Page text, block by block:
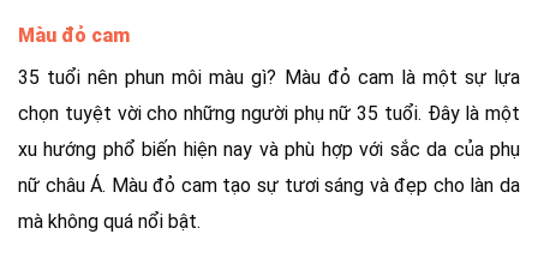
Màu đỏ cam
35 tuổi nên phun môi màu gì? Màu đỏ cam là một sự lựa
chọn tuyệt vời cho những người phụ nữ 35 tuổi. Đây là một
xu hướng phổ biến hiện nay và phù hợp với sắc da của phụ
nữ châu Á. Màu đỏ cam tạo sự tươi sáng và đẹp cho làn da
mà không quá nổi bật.